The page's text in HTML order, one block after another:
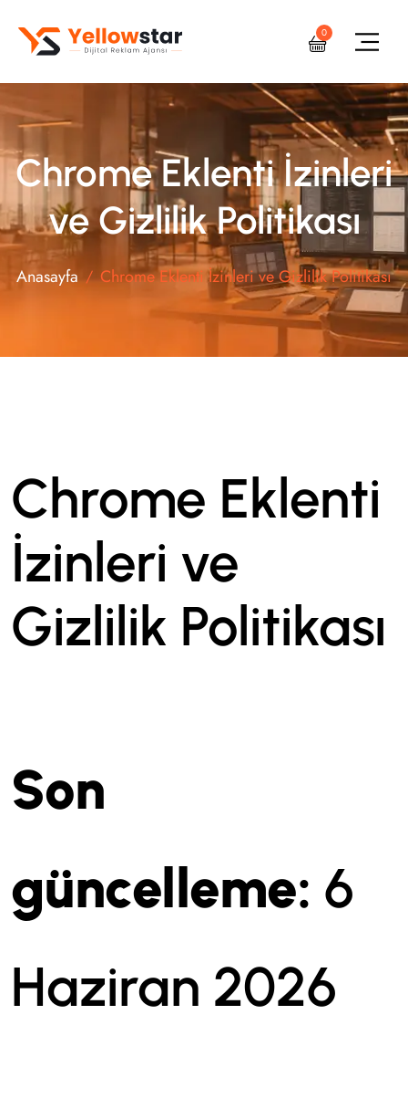
0
Chrome Eklenti İzinleri
ve Gizlilik Politikası
Anasayfa Chrome Eklenti İzinleri ve Gizlilik Politikası
Chrome Eklenti
İzinleri ve
Gizlilik Politikası
Son
güncelleme: 6
Haziran 2026